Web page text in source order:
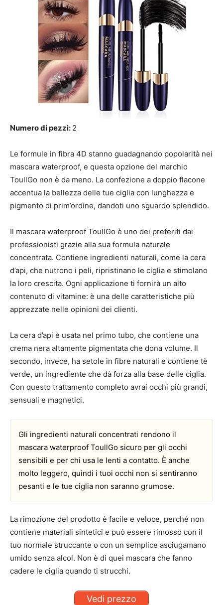
Numero di pezzi: 2
Le formule in fibra 4D stanno guadagnando popolarità nei
mascara waterproof, e questa opzione del marchio
ToullGo non è da meno. La confezione a doppio flacone
accentua la bellezza delle tue ciglia con lunghezza e
pigmento di prim’ordine, dandoti uno sguardo splendido.
Il mascara waterproof ToullGo è uno dei preferiti dai
professionisti grazie alla sua formula naturale
concentrata. Contiene ingredienti naturali, come la cera
d’api, che nutrono i peli, ripristinano le ciglia e stimolano
la loro crescita. Ogni applicazione ti fornirà un alto
contenuto di vitamine: è una delle caratteristiche più
apprezzate nelle opinioni dei clienti.
La cera d’api è usata nel primo tubo, che contiene una
crema nera altamente pigmentata che dona volume. Il
secondo, invece, ha setole in fibre naturali e contiene tè
verde, un ingrediente che dà forza alla base delle ciglia.
Con questo trattamento completo avrai occhi più grandi,
sensuali e magnetici.
Gli ingredienti naturali concentrati rendono il
mascara waterproof ToullGo sicuro per gli occhi
sensibili e per chi usa le lenti a contatto. È anche
molto leggero, quindi i tuoi occhi non si sentiranno
pesanti e le tue ciglia non saranno grumose.
La rimozione del prodotto è facile e veloce, perché non
contiene materiali sintetici e può essere rimosso con il
tuo normale struccante o con un semplice asciugamano
umido senza alcol. Non è di quei mascara che fanno
cadere le ciglia quando ti strucchi.
Vedi prezzo